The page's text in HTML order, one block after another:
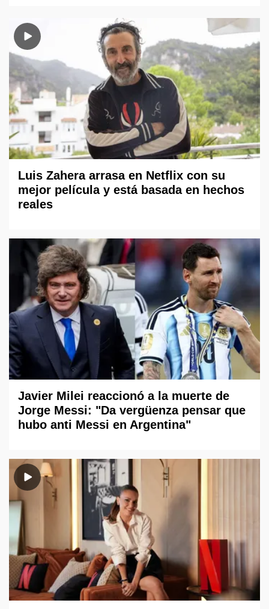
Luis Zahera arrasa en Netflix con su
mejor película y está basada en hechos
reales
Javier Milei reaccionó a la muerte de
Jorge Messi: "Da vergüenza pensar que
hubo anti Messi en Argentina"